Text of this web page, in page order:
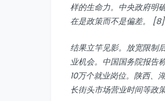
样的生命力。中央政府明
在是政策而不是偏差。 [8]
结果立竿见影。放宽限制
业机会。中国国务院报告
10万个就业岗位。陕西、
长街头市场营业时间等政